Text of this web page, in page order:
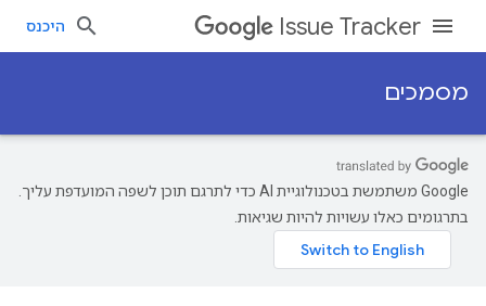
Issue Tracker היכנס
מסמכים
‫Google משתמשת בטכנולוגיית AI כדי לתרגם תוכן לשפה המועדפת עליך.
בתרגומים כאלו עשויות להיות שגיאות.